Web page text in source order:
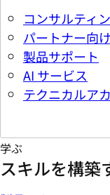
コンサルティ
パートナー向
製品サポート
AI サービス
テクニカルア
学ぶ
スキルを構築